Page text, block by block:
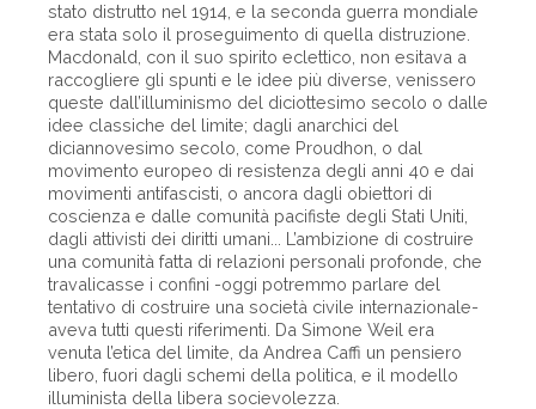
stato distrutto nel 1914, e la seconda guerra mondiale
era stata solo il proseguimento di quella distruzione.
Macdonald, con il suo spirito eclettico, non esitava a
raccogliere gli spunti e le idee più diverse, venissero
queste dall’illuminismo del diciottesimo secolo o dalle
idee classiche del limite; dagli anarchici del
diciannovesimo secolo, come Proudhon, o dal
movimento europeo di resistenza degli anni 40 e dai
movimenti antifascisti, o ancora dagli obiettori di
coscienza e dalle comunità pacifiste degli Stati Uniti,
dagli attivisti dei diritti umani... L’ambizione di costruire
una comunità fatta di relazioni personali profonde, che
travalicasse i confini -oggi potremmo parlare del
tentativo di costruire una società civile internazionale-
aveva tutti questi riferimenti. Da Simone Weil era
venuta l’etica del limite, da Andrea Caffi un pensiero
libero, fuori dagli schemi della politica, e il modello
illuminista della libera socievolezza.